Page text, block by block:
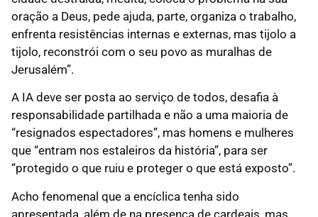
oração a Deus, pede ajuda, parte, organiza o trabalho,
enfrenta resistências internas e externas, mas tijolo a
tijolo, reconstrói com o seu povo as muralhas de
Jerusalém”.
A IA deve ser posta ao serviço de todos, desafia à
responsabilidade partilhada e não a uma maioria de
“resignados espectadores”, mas homens e mulheres
que “entram nos estaleiros da história”, para ser
“protegido o que ruiu e proteger o que está exposto”.
Acho fenomenal que a encíclica tenha sido
apresentada, além de na presença de cardeais, mas